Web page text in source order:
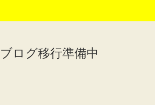
ブログ移行準備中